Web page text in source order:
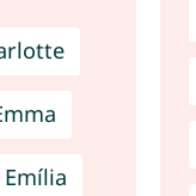
Emília